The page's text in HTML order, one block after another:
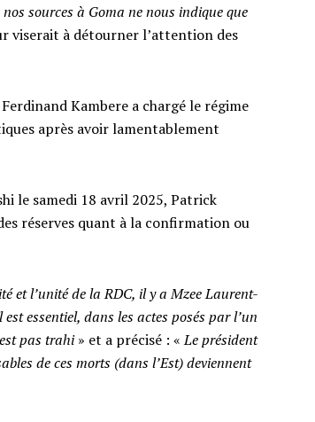
sources à Goma ne nous indique que
viserait à détourner l’attention des
Kambere a chargé le régime
après avoir lamentablement
le samedi 18 avril 2025, Patrick
réserves quant à la confirmation ou
et l’unité de la RDC, il y a Mzee Laurent-
essentiel, dans les actes posés par l’un
pas trahi» et a précisé : «Le président
de ces morts (dans l’Est) deviennent